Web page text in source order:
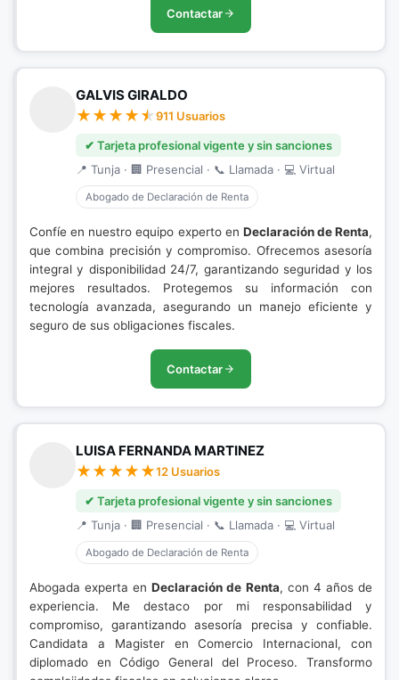
Contactar
GALVIS GIRALDO
911 Usuarios
✔ Tarjeta profesional vigente y sin sanciones
📍 Tunja · 🏢 Presencial · 📞 Llamada · 💻 Virtual
Abogado de Declaración de Renta
Confíe en nuestro equipo experto en Declaración de Renta,
que combina precisión y compromiso. Ofrecemos asesoría
integral y disponibilidad 24/7, garantizando seguridad y los
mejores resultados. Protegemos su información con
tecnología avanzada, asegurando un manejo eficiente y
seguro de sus obligaciones fiscales.
Contactar
LUISA FERNANDA MARTINEZ
12 Usuarios
✔ Tarjeta profesional vigente y sin sanciones
📍 Tunja · 🏢 Presencial · 📞 Llamada · 💻 Virtual
Abogado de Declaración de Renta
Abogada experta enDeclaración de Renta, con 4 años de
experiencia. Me destaco por mi responsabilidad y
compromiso, garantizando asesoría precisa y confiable.
Candidata a Magister en Comercio Internacional, con
diplomado en Código General del Proceso. Transformo